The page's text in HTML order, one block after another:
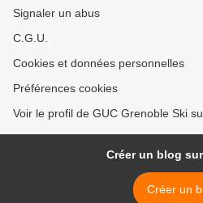
Signaler un abus
C.G.U.
Cookies et données personnelles
Préférences cookies
Voir le profil de GUC Grenoble Ski
Créer un blog
Créer un